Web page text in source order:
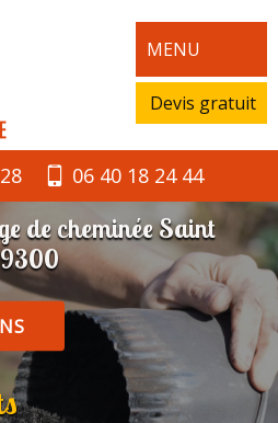
MENU
Devis gratuit
06 40 18 24 44
de cheminée Saint